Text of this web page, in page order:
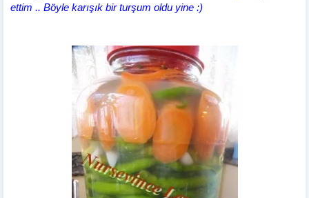
ettim .. Böyle karışık bir turşum oldu yine :)